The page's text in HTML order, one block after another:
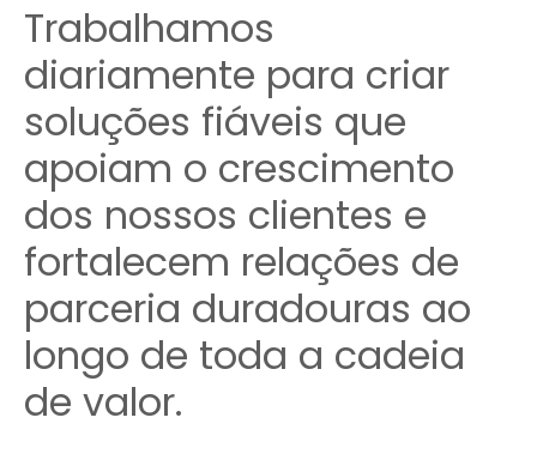
Trabalhamos
diariamente para criar
soluções fiáveis que
apoiam o crescimento
dos nossos clientes e
fortalecem relações de
parceria duradouras ao
longo de toda a cadeia
de valor.